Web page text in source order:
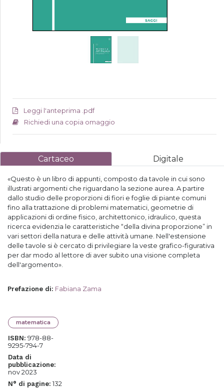
Leggi l'anteprima .pdf
Richiedi una copia omaggio
Cartaceo Digitale
«Questo è un libro di appunti, composto da tavole in cui sono
illustrati argomenti che riguardano la sezione aurea. A partire
dallo studio delle proporzioni di fiori e foglie di piante comuni
fino alla trattazione di problemi matematici, geometrie di
applicazioni di ordine fisico, architettonico, idraulico, questa
ricerca evidenzia le caratteristiche “della divina proporzione” in
vari settori della natura e delle attività umane. Nell'estensione
delle tavole si è cercato di privilegiare la veste grafico-figurativa
per dar modo al lettore di aver subito una visione completa
dell'argomento».
Prefazione di: Fabiana Zama
matematica
ISBN: 978-88-
9295-794-7
Data di
pubblicazione:
nov 2023
N° di pagine: 132